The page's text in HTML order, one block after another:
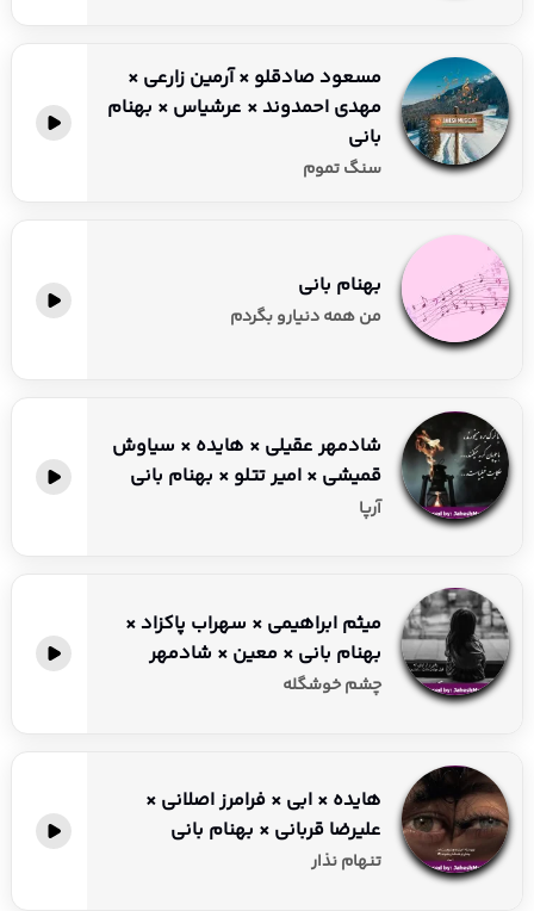
مسعود صادقلو × آرمین زارعی ×
مهدی احمدوند × عرشیاس × بهنام
بانی
سنگ تموم
بهنام بانی
من همه دنیارو بگردم
شادمهر عقیلی × هایده × سیاوش
قمیشی × امیر تتلو × بهنام بانی
آرپا
میثم ابراهیمی × سهراب پاکزاد ×
بهنام بانی × معین × شادمهر
چشم خوشگله
هایده × ابی × فرامرز اصلانی ×
علیرضا قربانی × بهنام بانی
تنهام نذار